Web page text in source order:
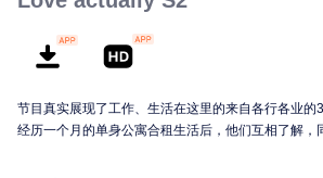
节目真实展现了工作、生活在这里的来自各行各业的
经历一个月的单身公寓合租生活后，他们互相了解，